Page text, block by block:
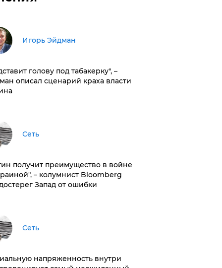
Игорь Эйдман
голову под табакерку", –
описал сценарий краха власти
Сеть
получит преимущество в войне
– колумнист Bloomberg
Запад от ошибки
Сеть
напряженность внутри